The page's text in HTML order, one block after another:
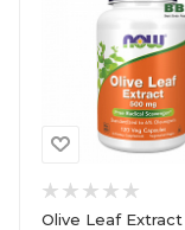
Olive Leaf Extract